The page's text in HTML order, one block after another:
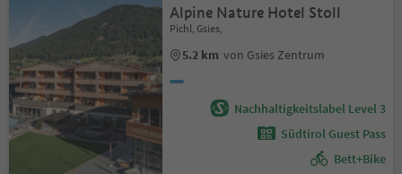
Alpine Nature Hotel Stoll
Pichl, Gsies,
5.2 km von Gsies Zentrum
Nachhaltigkeitslabel Level 3
Südtirol Guest Pass
Bett+Bike